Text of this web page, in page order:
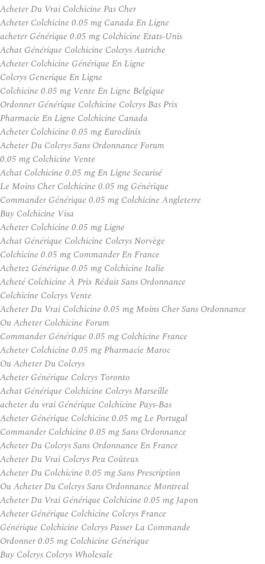
Acheter Du Vrai Colchicine Pas Cher
Acheter Colchicine 0.05 mg Canada En Ligne
acheter Générique 0.05 mg Colchicine États-Unis
Achat Générique Colchicine Colcrys Autriche
Acheter Colchicine Générique En Ligne
Colcrys Generique En Ligne
Colchicine 0.05 mg Vente En Ligne Belgique
Ordonner Générique Colchicine Colcrys Bas Prix
Pharmacie En Ligne Colchicine Canada
Acheter Colchicine 0.05 mg Euroclinix
Acheter Du Colcrys Sans Ordonnance Forum
0.05 mg Colchicine Vente
Achat Colchicine 0.05 mg En Ligne Securisé
Le Moins Cher Colchicine 0.05 mg Générique
Commander Générique 0.05 mg Colchicine Angleterre
Buy Colchicine Visa
Acheter Colchicine 0.05 mg Ligne
Achat Générique Colchicine Colcrys Norvège
Colchicine 0.05 mg Commander En France
Achetez Générique 0.05 mg Colchicine Italie
Acheté Colchicine À Prix Réduit Sans Ordonnance
Colchicine Colcrys Vente
Acheter Du Vrai Colchicine 0.05 mg Moins Cher Sans Ordonnance
Ou Acheter Colchicine Forum
Commander Générique 0.05 mg Colchicine France
Acheter Colchicine 0.05 mg Pharmacie Maroc
Ou Acheter Du Colcrys
Acheter Générique Colcrys Toronto
Achat Générique Colchicine Colcrys Marseille
acheter du vrai Générique Colchicine Pays-Bas
Acheter Générique Colchicine 0.05 mg Le Portugal
Commander Colchicine 0.05 mg Sans Ordonnance
Acheter Du Colcrys Sans Ordonnance En France
Acheter Du Vrai Colcrys Peu Coûteux
Acheter Du Colchicine 0.05 mg Sans Prescription
Ou Acheter Du Colcrys Sans Ordonnance Montreal
Acheter Du Vrai Générique Colchicine 0.05 mg Japon
Acheter Générique Colchicine Colcrys France
Générique Colchicine Colcrys Passer La Commande
Ordonner 0.05 mg Colchicine Générique
Buy Colcrys Colcrys Wholesale